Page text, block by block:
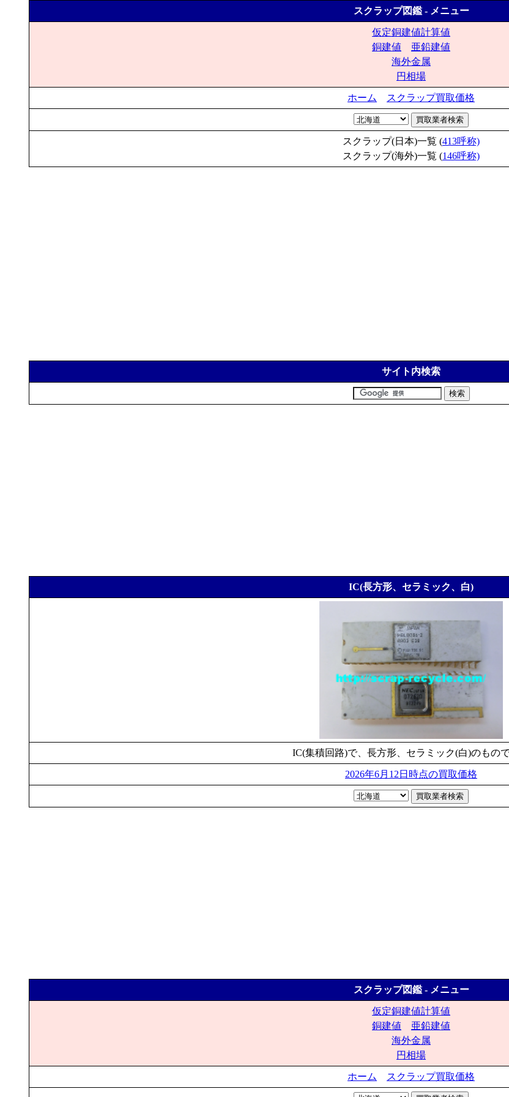
スクラップ図鑑 - メニュー
仮定銅建値計算値
銅建値
亜鉛建値
海外金属
円相場
ホーム スクラップ買取価格
スクラップ(日本)一覧 (413呼称)
スクラップ(海外)一覧 (146呼称)
サイト内検索
IC(長方形、セラミック、白)
IC(集積回路)で、長方形、セラミック(白)のもので
2026年6月12日時点の買取価格
スクラップ図鑑 - メニュー
仮定銅建値計算値
銅建値
亜鉛建値
海外金属
円相場
ホーム スクラップ買取価格